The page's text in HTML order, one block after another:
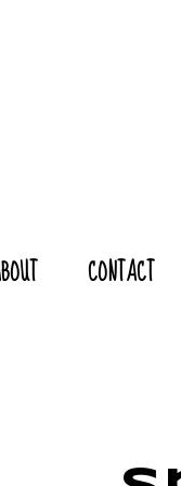
CONTACT